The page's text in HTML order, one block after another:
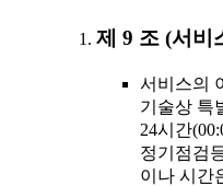
제 9 조 (서비
서비스의
기술상 특
24시간
정기점검
이나 시간